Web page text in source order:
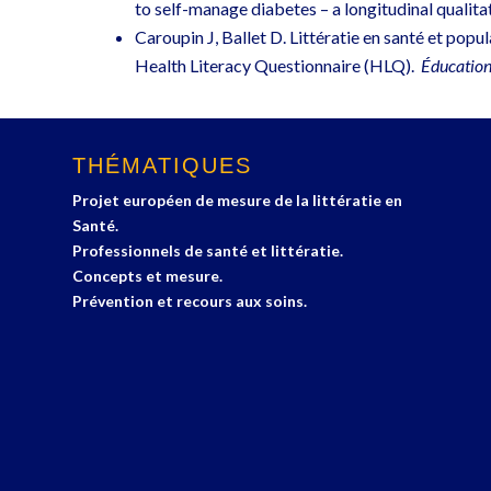
to self-manage diabetes – a longitudinal
Caroupin J, Ballet D. Littératie en santé et
Health Literacy Questionnaire (HLQ).
THÉMATIQUES
Projet européen de mesure de la littératie en
Santé.
Professionnels de santé et littératie.
Concepts et mesure.
Prévention et recours aux soins.